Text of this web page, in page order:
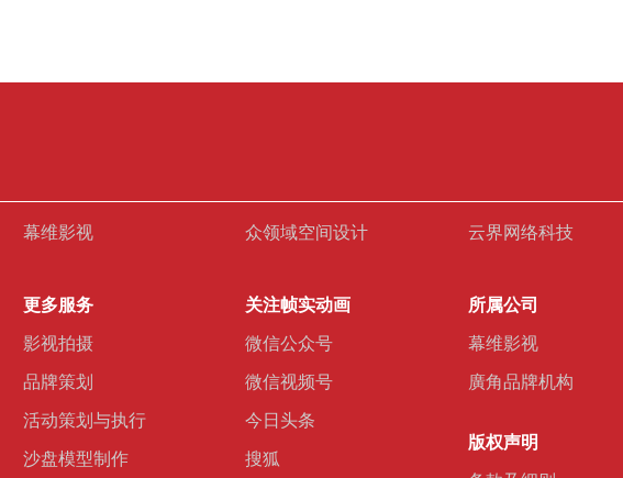
幕维影视 众领域空间设计 云界网络科技
更多服务
影视拍摄
品牌策划
活动策划与执行
沙盘模型制作
关注帧实动画
微信公众号
微信视频号
今日头条
搜狐
所属公司
幕维影视
廣角品牌机构
版权声明